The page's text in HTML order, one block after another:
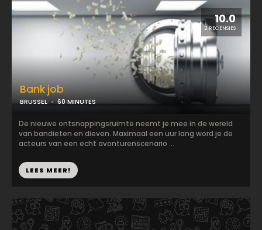
10.0
2 RECENSIES
Bank job
BRUSSEL 60 MINUTES
De nieuwe ontsnappingsruimte neemt je mee in de wereld
van bandieten en dieven. Maximaal een uur lang word je de
acteurs van een echt avonturenscenario ...
LEES MEER!